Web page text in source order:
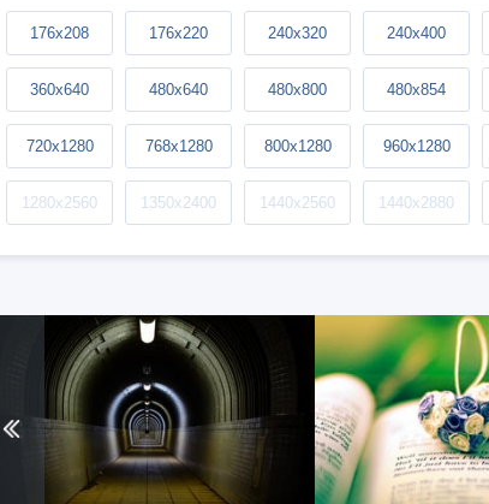
176x208 176x220 240x320 240x400
360x640 480x640 480x800 480x854
720x1280 768x1280 800x1280 960x1280
1280x2560 1350x2400 1440x2560 1440x2880